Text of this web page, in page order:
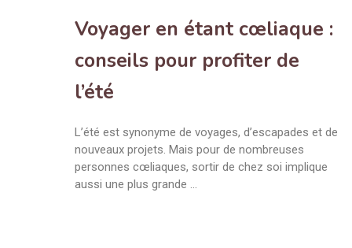
Voyager en étant cœliaque :
conseils pour profiter de
l’été
L’été est synonyme de voyages, d’escapades et de
nouveaux projets. Mais pour de nombreuses
personnes cœliaques, sortir de chez soi implique
aussi une plus grande …